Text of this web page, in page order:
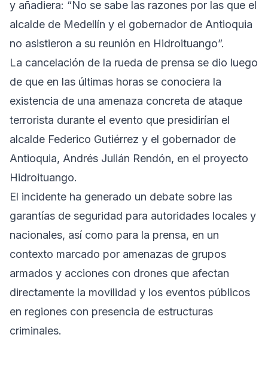
y añadiera: “No se sabe las razones por las que el
alcalde de Medellín y el gobernador de Antioquia
no asistieron a su reunión en Hidroituango”.
La cancelación de la rueda de prensa se dio luego
de que en las últimas horas se conociera la
existencia de una amenaza concreta de ataque
terrorista durante el evento que presidirían el
alcalde Federico Gutiérrez y el gobernador de
Antioquia, Andrés Julián Rendón, en el proyecto
Hidroituango.
El incidente ha generado un debate sobre las
garantías de seguridad para autoridades locales y
nacionales, así como para la prensa, en un
contexto marcado por amenazas de grupos
armados y acciones con drones que afectan
directamente la movilidad y los eventos públicos
en regiones con presencia de estructuras
criminales.